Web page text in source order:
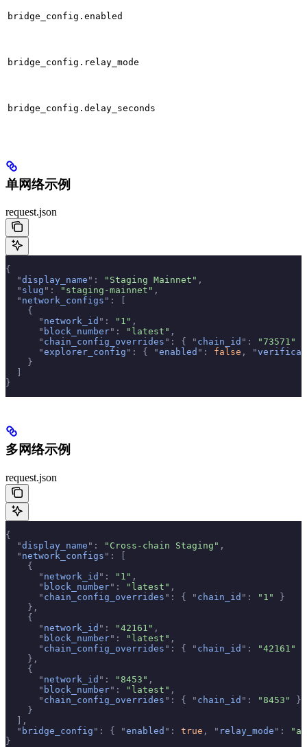
bridge_config.enabled
bridge_config.relay_mode
bridge_config.delay_seconds
单网络示例
request.json
{
  "
display_name " : "Staging Mainnet" ,
  "
slug " : "staging-mainnet" ,
  "
network_configs " :
    {
      "
network_id " : "1" ,
      "
block_number" : "latest" ,
      "
chain_config_overrides " : { " chain_id " : "73571"
      "
explorer_config " : { "enabled " : false , "
    }
}
多网络示例
request.json
{
  "
display_name " : "Cross-chain Staging" ,
  "
network_configs " :
    {
      "
network_id " : "1" ,
      "
block_number" : "latest" ,
      "
chain_config_overrides " : { " chain_id " : "1"
}
    },
    {
      "
network_id " : "42161" ,
      "
block_number" : "latest" ,
      "
chain_config_overrides " : { " chain_id " : "42161"
    },
    {
      "
network_id " : "8453" ,
      "
block_number" : "latest" ,
      "
chain_config_overrides " : { " chain_id " : "8453"
}
    }
  ],
  "
bridge_config " : { "enabled " : true , " relay_mode " :
}